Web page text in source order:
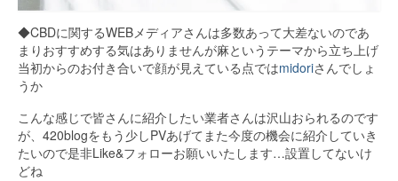
◆CBDに関するWEBメディアさんは多数あって大差ないのであ
まりおすすめする気はありませんが麻というテーマから立ち上げ
当初からのお付き合いで顔が見えている点ではmidoriさんでしょ
うか
こんな感じで皆さんに紹介したい業者さんは沢山おられるのです
が、420blogをもう少しPVあげてまた今度の機会に紹介していき
たいので是非Like&フォローお願いいたします…設置してないけ
どね